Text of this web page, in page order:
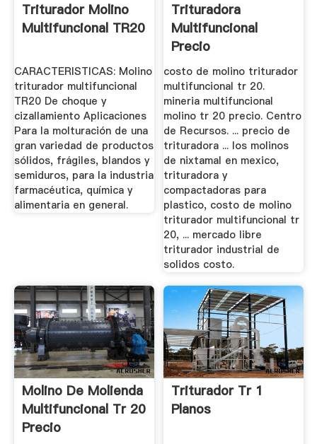
Triturador Molino
Multifuncional TR20
CARACTERISTICAS: Molino
triturador multifuncional
TR20 De choque y
cizallamiento Aplicaciones
Para la molturación de una
gran variedad de productos
sólidos, frágiles, blandos y
semiduros, para la industria
farmacéutica, química y
alimentaria en general.
Trituradora
Multifuncional
Precio
costo de molino triturador
multifuncional tr 20.
mineria multifuncional
molino tr 20 precio. Centro
de Recursos. ... precio de
trituradora ... los molinos
de nixtamal en mexico,
trituradora y
compactadoras para
plastico, costo de molino
triturador multifuncional tr
20, ... mercado libre
triturador industrial de
solidos costo.
Molino De Molienda
Multifuncional Tr 20
Precio
Triturador Tr 1
Planos